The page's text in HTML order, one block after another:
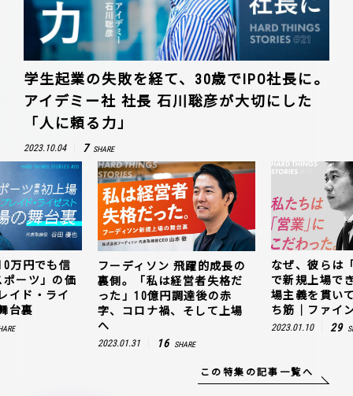
学生起業の失敗を経て、30歳でIPO社長に。
アイデミー社 社長 石川聡彦が大切にした
「人に頼る力」
2023.10.04 7 SHARE
万円でも信
ーツ」の価
イド・ライ
台裏
フーディソン 飛躍的成長の
裏側。「私は経営者失格だ
った」10億円調達後の赤
字、コロナ禍、そして上場
へ
2023.01.31 16 SHARE
なぜ、彼らは
で新規上場で
場主義を貫い
ち筋｜ファイ
2023.01.10 29
この特集の記事一覧へ